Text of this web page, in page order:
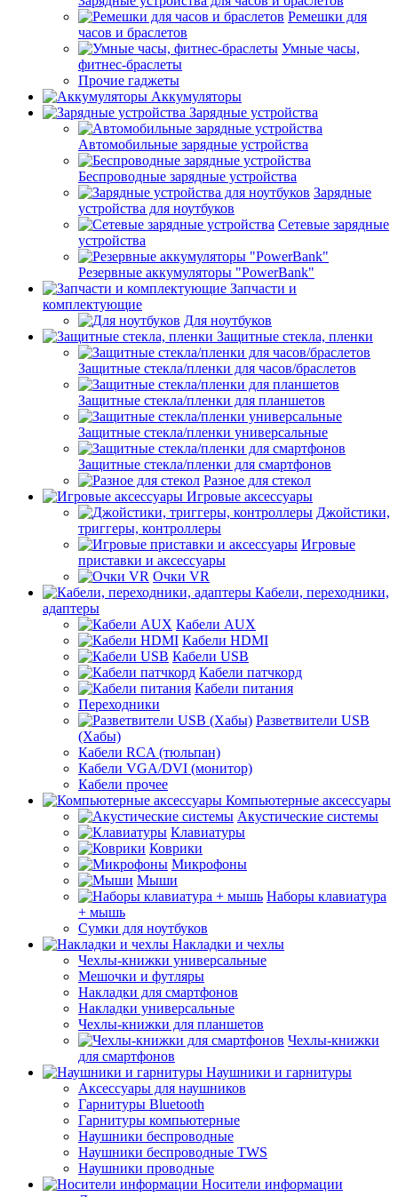
Ремешки для
часов и браслетов
Умные часы,
фитнес-браслеты
Прочие гаджеты
Аккумуляторы
Зарядные устройства
Автомобильные зарядные устройства
Беспроводные зарядные устройства
Зарядные
устройства для ноутбуков
Сетевые зарядные
устройства
Резервные аккумуляторы "PowerBank"
Запчасти и
комплектующие
Для ноутбуков
Защитные стекла, пленки
Защитные стекла/пленки для часов/браслетов
Защитные стекла/пленки для планшетов
Защитные стекла/пленки универсальные
Защитные стекла/пленки для смартфонов
Разное для стекол
Игровые аксессуары
Джойстики,
триггеры, контроллеры
Игровые
приставки и аксессуары
Очки VR
Кабели, переходники,
адаптеры
Кабели AUX
Кабели HDMI
Кабели USB
Кабели патчкорд
Кабели питания
Переходники
Разветвители USB
(Хабы)
Кабели RCA (тюльпан)
Кабели VGA/DVI (монитор)
Кабели прочее
Компьютерные аксессуары
Акустические системы
Клавиатуры
Коврики
Микрофоны
Мыши
Наборы клавиатура
+ мышь
Сумки для ноутбуков
Накладки и чехлы
Чехлы-книжки универсальные
Мешочки и футляры
Накладки для смартфонов
Накладки универсальные
Чехлы-книжки для планшетов
Чехлы-книжки
для смартфонов
Наушники и гарнитуры
Аксессуары для наушников
Гарнитуры Bluetooth
Гарнитуры компьютерные
Наушники беспроводные
Наушники беспроводные TWS
Наушники проводные
Носители информации